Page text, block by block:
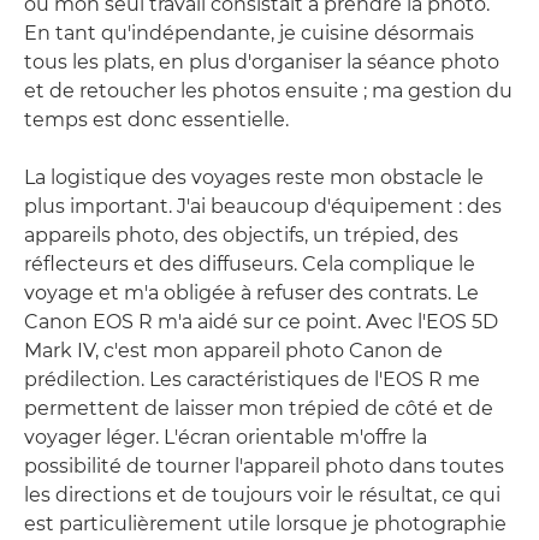
En tant qu'indépendante, je cuisine désormais
tous les plats, en plus d'organiser la séance photo
et de retoucher les photos ensuite ; ma gestion du
temps est donc essentielle.
La logistique des voyages reste mon obstacle le
plus important. J'ai beaucoup d'équipement : des
appareils photo, des objectifs, un trépied, des
réflecteurs et des diffuseurs. Cela complique le
voyage et m'a obligée à refuser des contrats. Le
Canon EOS R m'a aidé sur ce point. Avec l'EOS 5D
Mark IV, c'est mon appareil photo Canon de
prédilection. Les caractéristiques de l'EOS R me
permettent de laisser mon trépied de côté et de
voyager léger. L'écran orientable m'offre la
possibilité de tourner l'appareil photo dans toutes
les directions et de toujours voir le résultat, ce qui
est particulièrement utile lorsque je photographie